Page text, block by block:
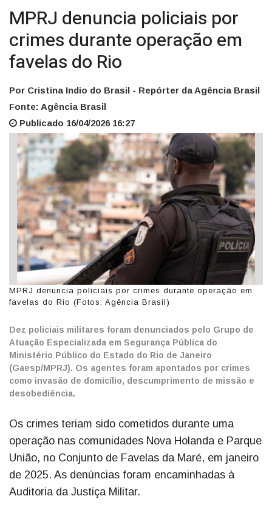
MPRJ denuncia policiais por
crimes durante operação em
favelas do Rio
Por Cristina Indio do Brasil - Repórter da Agência Brasil
Fonte: Agência Brasil
Publicado 16/04/2026 16:27
MPRJ denuncia policiais por crimes durante operação em
favelas do Rio (Fotos: Agência Brasil)
Dez policiais militares foram denunciados pelo Grupo de
Atuação Especializada em Segurança Pública do
Ministério Público do Estado do Rio de Janeiro
(Gaesp/MPRJ). Os agentes foram apontados por crimes
como invasão de domicílio, descumprimento de missão e
desobediência.
Os crimes teriam sido cometidos durante uma
operação nas comunidades Nova Holanda e Parque
União, no Conjunto de Favelas da Maré, em janeiro
de 2025. As denúncias foram encaminhadas à
Auditoria da Justiça Militar.